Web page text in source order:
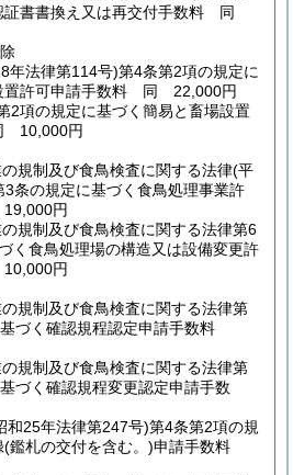
証書書換え又は再交付手数料 同
年法律第114号)第4条第2項の規定に
置許可申請手数料 同 22,000円
2項の規定に基づく簡易と畜場設置
10,000円
規制及び食鳥検査に関する法律(平
3条の規定に基づく食鳥処理事業許
円
規制及び食鳥検査に関する法律第6
く食鳥処理場の構造又は設備変更許
円
規制及び食鳥検査に関する法律第
づく確認規程認定申請手数料
規制及び食鳥検査に関する法律第
づく確認規程変更認定申請手数
和25年法律第247号)第4条第2項の規
(鑑札の交付を含む。)申請手数料